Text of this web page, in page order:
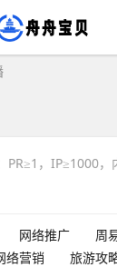
PR≥1，IP≥1000
网络推广 周
络营销
旅游攻